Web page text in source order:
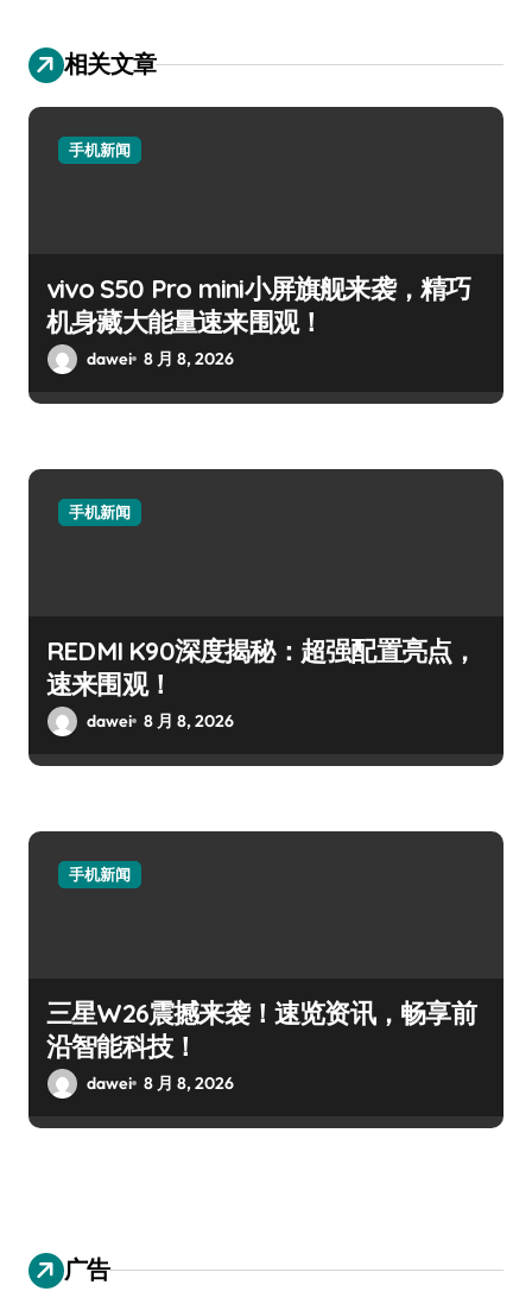
相关文章
手机新闻
vivo S50 Pro mini小屏旗舰来袭，精巧
机身藏大能量速来围观！
dawei 8 月 8, 2026
手机新闻
REDMI K90深度揭秘：超强配置亮点，
速来围观！
dawei 8 月 8, 2026
手机新闻
三星W26震撼来袭！速览资讯，畅享前
沿智能科技！
dawei 8 月 8, 2026
广告